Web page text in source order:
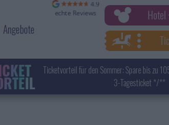
Angebote
Hotel
Ticketvorteil für den Sommer: Spare bis zu
3-Tagesticket */**